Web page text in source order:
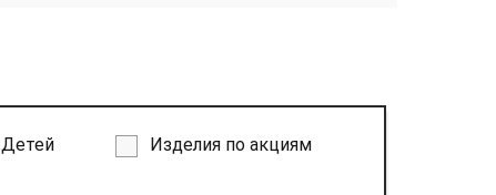
Детей Изделия по акциям